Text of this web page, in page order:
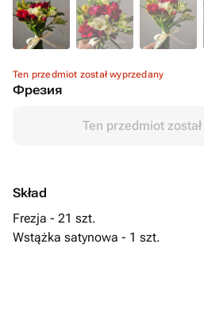
Ten przedmiot został wyprzedany
Фрезия
Ten przedmiot
Skład
Frezja - 21 szt.
Wstążka satynowa - 1 szt.